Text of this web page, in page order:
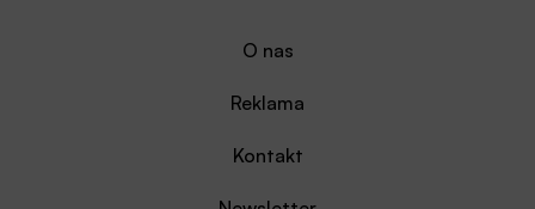
O nas
Reklama
Kontakt